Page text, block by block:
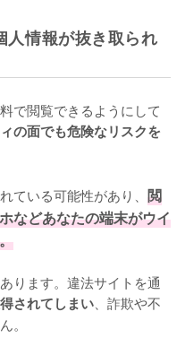
人情報が抜き取られ
で閲覧できるようにして
の面でも危険なリスクを
ている可能性があり、 閲
などあなたの端末がウイ
ります。違法サイトを通
されてしまい、詐欺や不
。